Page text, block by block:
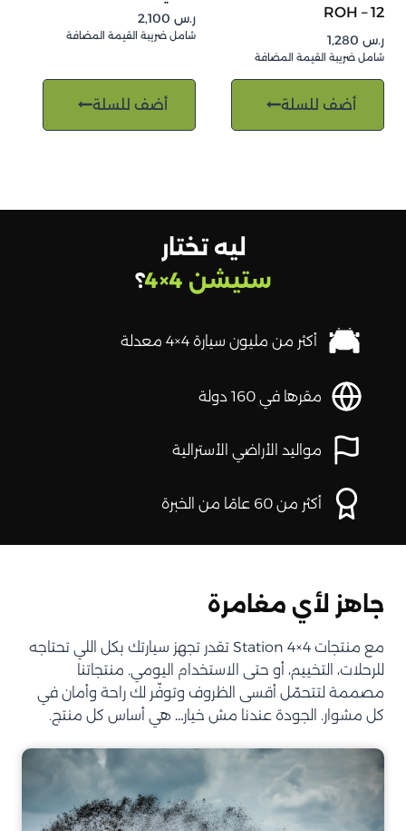
12 – ROH
ر.س
شامل ضريبة القيمة المضافة
أضف للسلة
ر.س
شامل ضريبة القيمة المضافة
أضف للسلة
ليه تختار
ستيشن 4×4
؟
أكثر من مليون سيارة 4×4 معدلة
مقرها في 160 دولة
مواليد الأراضي الأسترالية
أكثر من 60 عامًا من الخبرة
جاهز لأي مغامرة
مع منتجات Station 4×4 تقدر تجهز سيارتك بكل اللي تحتاجه
للرحلات، التخييم، أو حتى الاستخدام اليومي. منتجاتنا
مصممة لتتحمّل أقسى الظروف وتوفّر لك راحة وأمان في
كل مشوار. الجودة عندنا مش خيار… هي أساس كل منتج.